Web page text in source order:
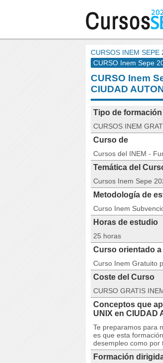
CURSOS INEM SEPE
CURSO Inem Sepe
CURSO Inem
CIUDAD
Tipo de formación
CURSOS INEM
Curso de
Cursos del INEM -
Temática del
Cursos Inem Sepe
Metodología de
Curso Inem
Horas de estudio
25 horas
Curso orientado a
Curso Inem Gratuito
Coste del Curso
CURSO GRATIS
Conceptos que
UNIX en CIUDAD
Te preparamos para
es que esta
desempleo como por
Formación